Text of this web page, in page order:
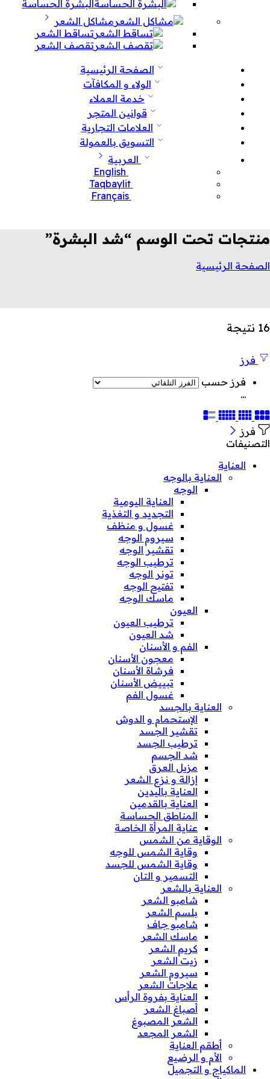
البشرة الحساسة
مشاكل الشعر
تساقط الشعر
تقصف الشعر
الصفحة الرئيسية
الولاء و المكافآت
خدمة العملاء
قوانين المتجر
العلامات التجارية
التسويق بالعمولة
العربية
English
Taqbaylit
Français
منتجات تحت الوسم “شد البشرة”
الصفحة الرئيسية
16 نتيجة
فرز
فرز حسب
...
فرز
التصنيفات
العناية
العناية بالوجه
الوجه
العناية اليومية
التجديد و التغذية
غسول و منظف
سيروم الوجه
تقشير الوجه
ترطيب الوجه
تونر الوجه
تفتيح الوجه
ماسك الوجه
العيون
ترطيب العيون
شد العيون
الفم و الأسنان
معجون الأسنان
فرشاة الأسنان
تبييض الأسنان
غسول الفم
العناية بالجسد
الإستحمام و الدوش
تقشير الجسد
ترطيب الجسد
شد الجسم
مزيل العرق
إزالة و نزع الشعر
العناية باليدين
العناية بالقدمين
المناطق الحساسة
عناية المرأة الخاصة
الوقاية من الشمس
وقاية الشمس للوجه
وقاية الشمس للجسد
التسمير و التان
العناية بالشعر
شامبو الشعر
بلسم الشعر
شامبو جاف
ماسك الشعر
كريم الشعر
زيت الشعر
سيروم الشعر
علاجات الشعر
العناية بفروة الرأس
أصباغ الشعر
الشعر المصبوغ
الشعر المجعد
أطقم العناية
الأم و الرضيع
الماكياج و التجميل